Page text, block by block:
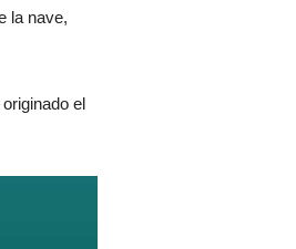
la nave,
el